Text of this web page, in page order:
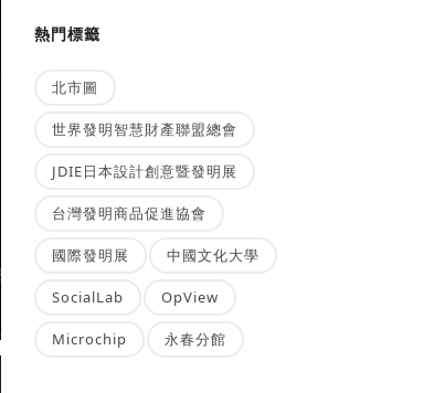
熱門標籤
北市圖
世界發明智慧財產聯盟總會
JDIE日本設計創意暨發明展
台灣發明商品促進協會
國際發明展 中國文化大學
SocialLab OpView
Microchip 永春分館